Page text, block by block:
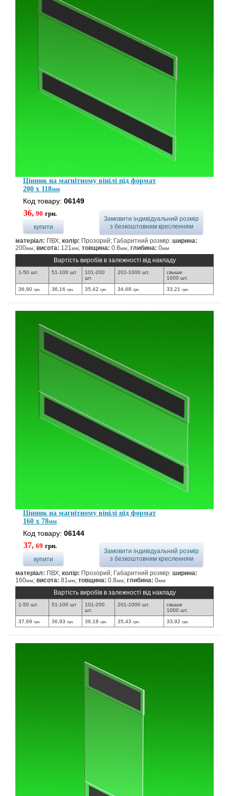
Цінник на магнітному вінілі під формат
200 x 118мм
Код товару: 06149
36, 90 грн.
купити
Замовити індивідуальний розмір
з безкоштовним кресленням
матеріал: ПВХ; колір: Прозорий; Габаритний розмір: ширина:
200мм; висота: 121мм; товщина: 0.8мм; глибина: 0мм
Вартість виробів в залежності від накладу
1-50 шт. 51-100 шт
101-200
шт.
201-1000 шт.
свыше
1000 шт.
36,90 грн. 36,16грн. 35,42 грн. 34,68 грн. 33,21грн.
Цінник на магнітному вінілі під формат
160 x 78мм
Код товару: 06144
37, 69 грн.
купити
Замовити індивідуальний розмір
з безкоштовним кресленням
матеріал: ПВХ; колір: Прозорий; Габаритний розмір: ширина:
160мм; висота: 81мм; товщина: 0.8мм; глибина: 0мм
Вартість виробів в залежності від накладу
1-50 шт. 51-100 шт
101-200
шт.
201-1000 шт.
свыше
1000 шт.
37,69 грн. 36,93грн. 36,18 грн. 35,43 грн. 33,92грн.